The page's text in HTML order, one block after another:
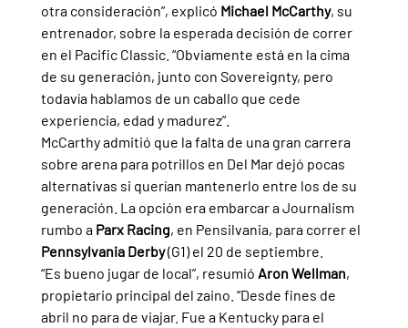
otra consideración”, explicó Michael McCarthy, su
entrenador, sobre la esperada decisión de correr
en el Pacific Classic. “Obviamente está en la cima
de su generación, junto con Sovereignty, pero
todavía hablamos de un caballo que cede
experiencia, edad y madurez”.
McCarthy admitió que la falta de una gran carrera
sobre arena para potrillos en Del Mar dejó pocas
alternativas si querían mantenerlo entre los de su
generación. La opción era embarcar a Journalism
rumbo a Parx Racing, en Pensilvania, para correr el
Pennsylvania Derby (G1) el 20 de septiembre.
“Es bueno jugar de local”, resumió Aron Wellman,
propietario principal del zaino. “Desde fines de
abril no para de viajar. Fue a Kentucky para el